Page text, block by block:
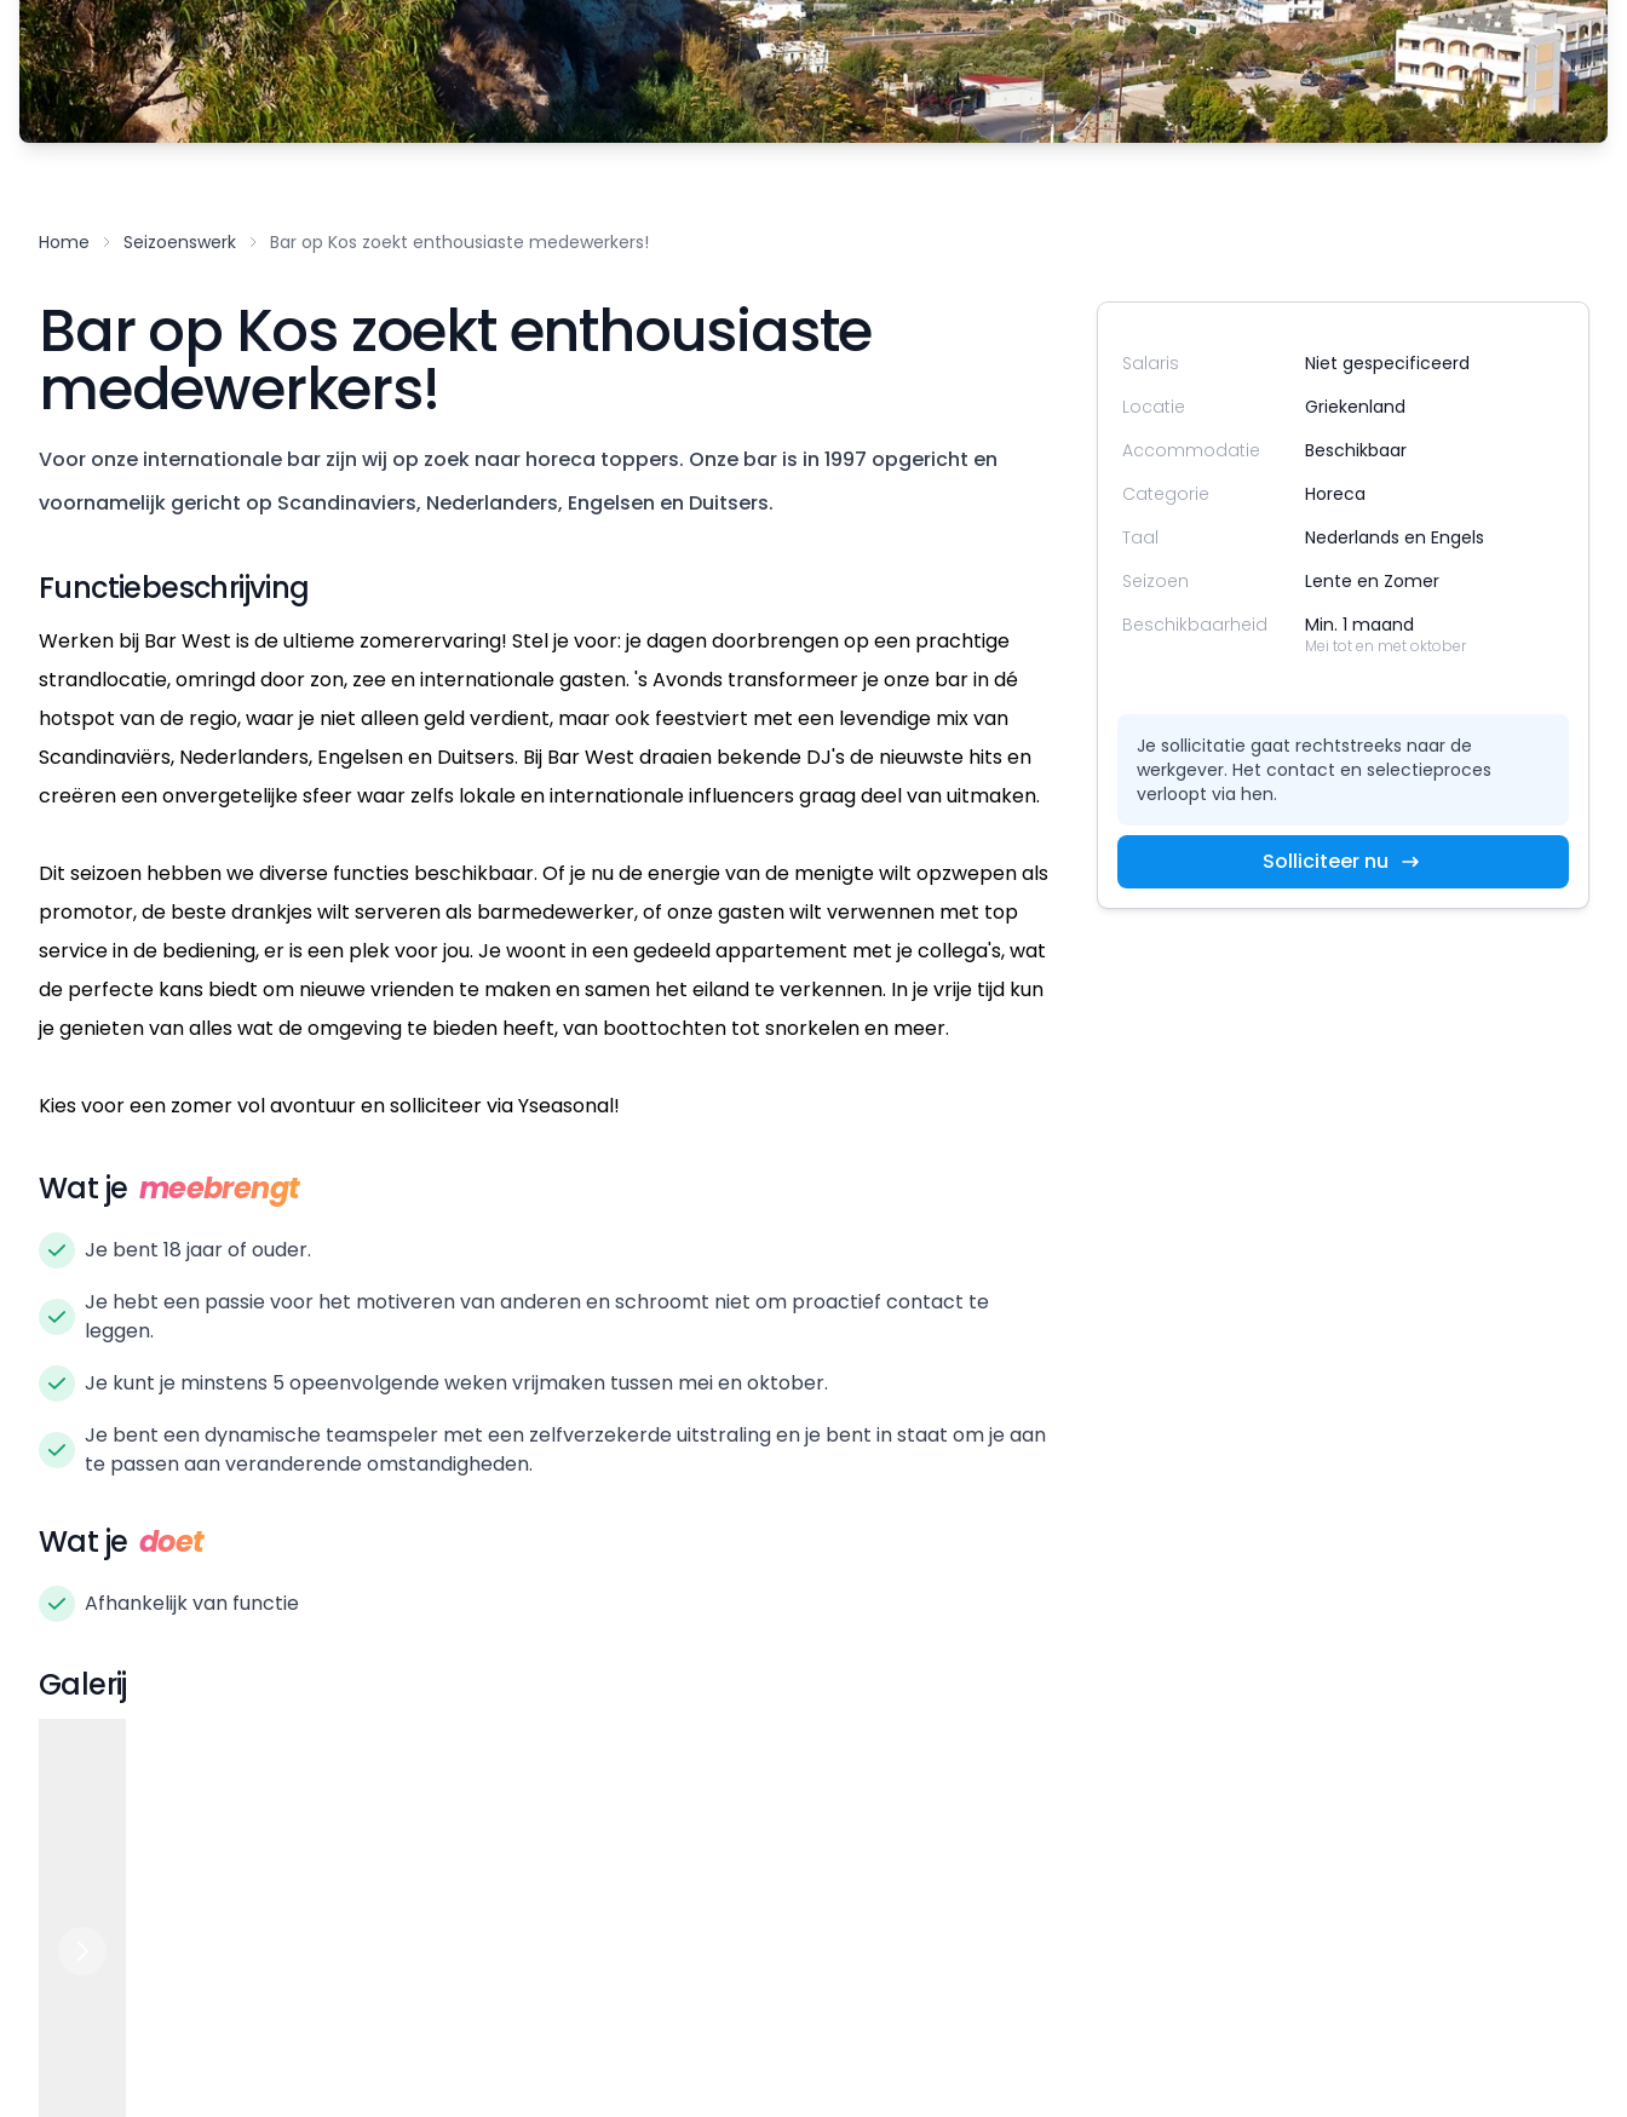
Home Seizoenswerk Bar op Kos zoekt enthousiaste medewerkers!
Bar op Kos zoekt enthousiaste
medewerkers!
Voor onze internationale bar zijn wij op zoek naar horeca toppers. Onze bar is in 1997 opgericht en
voornamelijk gericht op Scandinaviers, Nederlanders, Engelsen en Duitsers.
Functiebeschrijving
Werken bij Bar West is de ultieme zomerervaring! Stel je voor: je dagen doorbrengen op een prachtige
strandlocatie, omringd door zon, zee en internationale gasten. 's Avonds transformeer je onze bar in dé
hotspot van de regio, waar je niet alleen geld verdient, maar ook feestviert met een levendige mix van
Scandinaviërs, Nederlanders, Engelsen en Duitsers. Bij Bar West draaien bekende DJ's de nieuwste hits en
creëren een onvergetelijke sfeer waar zelfs lokale en internationale influencers graag deel van uitmaken.
Dit seizoen hebben we diverse functies beschikbaar. Of je nu de energie van de menigte wilt opzwepen als
promotor, de beste drankjes wilt serveren als barmedewerker, of onze gasten wilt verwennen met top
service in de bediening, er is een plek voor jou. Je woont in een gedeeld appartement met je collega's, wat
de perfecte kans biedt om nieuwe vrienden te maken en samen het eiland te verkennen. In je vrije tijd kun
je genieten van alles wat de omgeving te bieden heeft, van boottochten tot snorkelen en meer.
Kies voor een zomer vol avontuur en solliciteer via Yseasonal!
Wat je meebrengt
Je bent 18 jaar of ouder.
Je hebt een passie voor het motiveren van anderen en schroomt niet om proactief contact te
leggen.
Je kunt je minstens 5 opeenvolgende weken vrijmaken tussen mei en oktober.
Je bent een dynamische teamspeler met een zelfverzekerde uitstraling en je bent in staat om je aan
te passen aan veranderende omstandigheden.
Wat je doet
Afhankelijk van functie
Galerij
Salaris
Niet gespecificeerd
Locatie
Griekenland
Accommodatie
Beschikbaar
Categorie
Horeca
Taal
Nederlands en Engels
Seizoen
Lente en Zomer
Beschikbaarheid
Min. 1 maand
Mei tot en met oktober
Je sollicitatie gaat rechtstreeks naar de
werkgever. Het contact en selectieproces
verloopt via hen.
Solliciteer nu